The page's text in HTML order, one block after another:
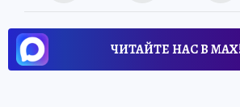
ЧИТАЙТЕ НАС В